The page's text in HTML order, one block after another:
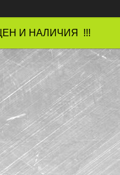
И НАЛИЧИЯ !!!